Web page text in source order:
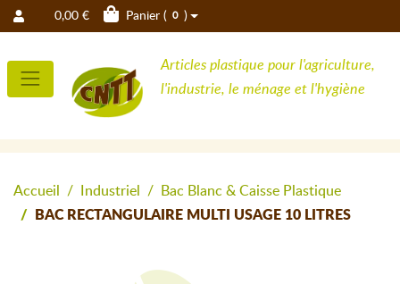
0,00 € Panier ( 0 )
Articles plastique pour l'agriculture,
l'industrie, le ménage et l'hygiène
Accueil Industriel
Bac Blanc & Caisse Plastique
BAC RECTANGULAIRE MULTI USAGE 10 LITRES